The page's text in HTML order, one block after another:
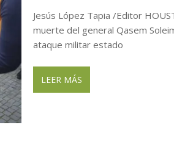
Houston anuncia cierre y liquidación
Jesús López Tapia /Editor
muerte del general Qasem
ataque militar estado
LEER MÁS